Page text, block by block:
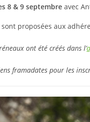
8 & 9 septembre avec
sont proposées aux
ont été créés dans l’
framadates pour les